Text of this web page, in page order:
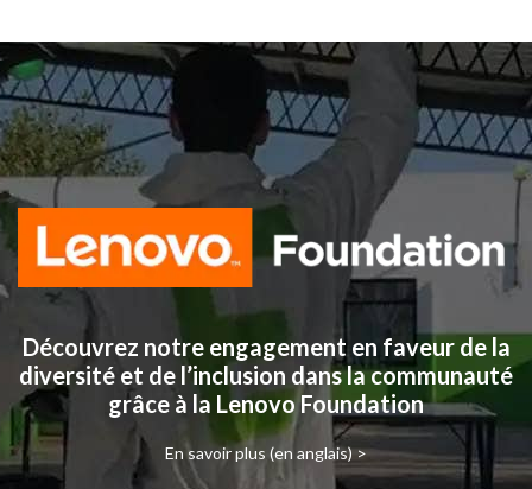
Découvrez notre engagement en faveur de la
diversité et de l’inclusion dans la communauté
grâce à la Lenovo Foundation
En savoir plus (en anglais) >